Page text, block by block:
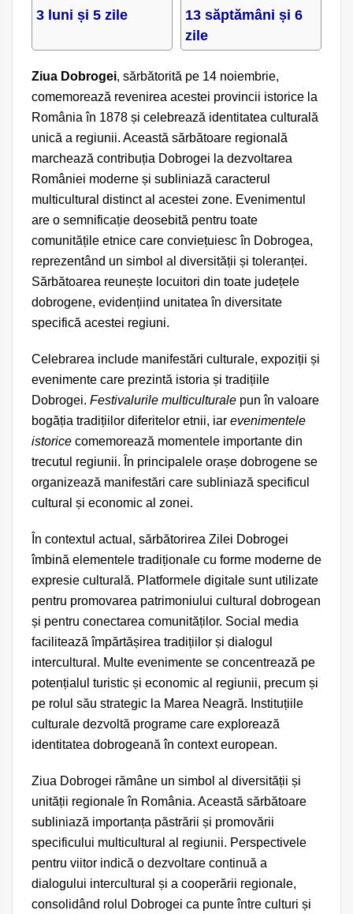
3 luni și 5 zile
13 săptămâni și 6
zile
Ziua Dobrogei, sărbătorită pe 14 noiembrie,
comemorează revenirea acestei provincii istorice la
România în 1878 și celebrează identitatea culturală
unică a regiunii. Această sărbătoare regională
marchează contribuția Dobrogei la dezvoltarea
României moderne și subliniază caracterul
multicultural distinct al acestei zone. Evenimentul
are o semnificație deosebită pentru toate
comunitățile etnice care conviețuiesc în Dobrogea,
reprezentând un simbol al diversității și toleranței.
Sărbătoarea reunește locuitori din toate județele
dobrogene, evidențiind unitatea în diversitate
specifică acestei regiuni.
Celebrarea include manifestări culturale, expoziții și
evenimente care prezintă istoria și tradițiile
Dobrogei. Festivalurile multiculturale pun în valoare
bogăția tradițiilor diferitelor etnii, iar evenimentele
istorice comemorează momentele importante din
trecutul regiunii. În principalele orașe dobrogene se
organizează manifestări care subliniază specificul
cultural și economic al zonei.
În contextul actual, sărbătorirea Zilei Dobrogei
îmbină elementele tradiționale cu forme moderne de
expresie culturală. Platformele digitale sunt utilizate
pentru promovarea patrimoniului cultural dobrogean
și pentru conectarea comunităților. Social media
facilitează împărtășirea tradițiilor și dialogul
intercultural. Multe evenimente se concentrează pe
potențialul turistic și economic al regiunii, precum și
pe rolul său strategic la Marea Neagră. Instituțiile
culturale dezvoltă programe care explorează
identitatea dobrogeană în context european.
Ziua Dobrogei rămâne un simbol al diversității și
unității regionale în România. Această sărbătoare
subliniază importanța păstrării și promovării
specificului multicultural al regiunii. Perspectivele
pentru viitor indică o dezvoltare continuă a
dialogului intercultural și a cooperării regionale,
consolidând rolul Dobrogei ca punte între culturi și